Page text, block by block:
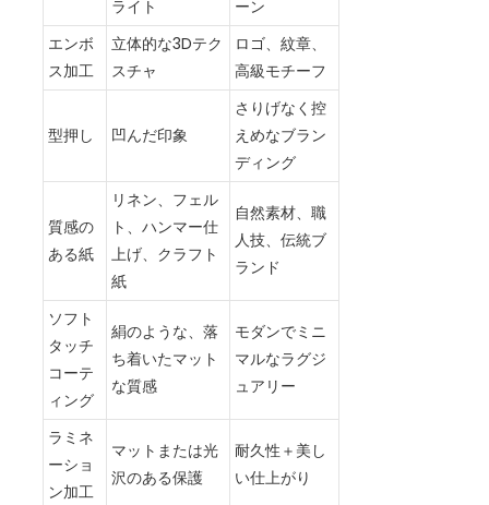
ライト
ーン
エンボ
ス加工
立体的な3Dテク
スチャ
ロゴ、紋章、
高級モチーフ
型押し 凹んだ印象
さりげなく控
えめなブラン
ディング
質感の
ある紙
リネン、フェル
ト、ハンマー仕
上げ、クラフト
紙
自然素材、職
人技、伝統ブ
ランド
ソフト
タッチ
コーテ
ィング
絹のような、落
ち着いたマット
な質感
モダンでミニ
マルなラグジ
ュアリー
ラミネ
ーショ
ン加工
マットまたは光
沢のある保護
耐久性＋美し
い仕上がり